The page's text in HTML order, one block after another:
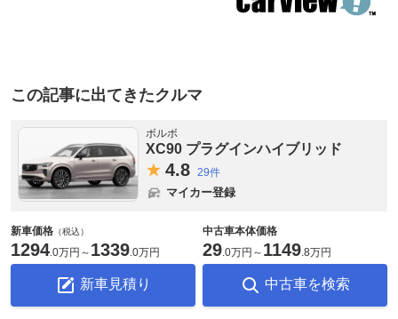
この記事に出てきたクルマ
ボルボ
XC90 プラグインハイブリッド
4.8 29件
マイカー登録
新車価格 （税込）
1294 0万円 ～ 1339 0万円
新車見積り
中古車本体価格
29 0万円 ～ 1149 8万円
中古車を検索